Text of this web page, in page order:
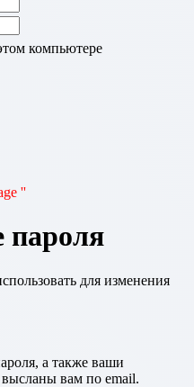
компьютере
''
пароля
для изменения
а также ваши
вам по email.